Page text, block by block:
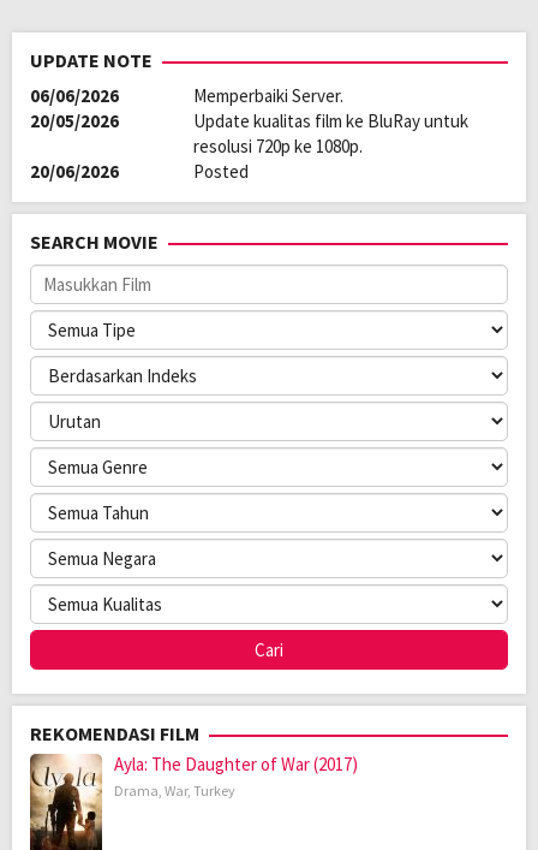
UPDATE NOTE
06/06/2026
Memperbaiki Server.
20/05/2026
Update kualitas film ke BluRay untuk
resolusi 720p ke 1080p.
20/06/2026
Posted
SEARCH MOVIE
REKOMENDASI FILM
Ayla: The Daughter of War (2017)
Drama, War, Turkey